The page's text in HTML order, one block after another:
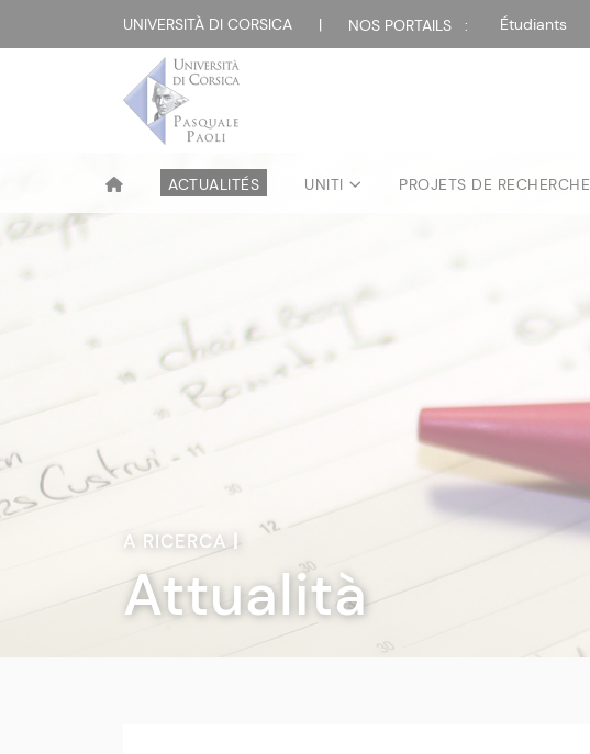
UNIVERSITÀ DI CORSICA | NOS PORTAILS : Étudiants
ACTUALITÉS UNITI PROJETS DE RECHERCHE
A RICERCA|
Attualità